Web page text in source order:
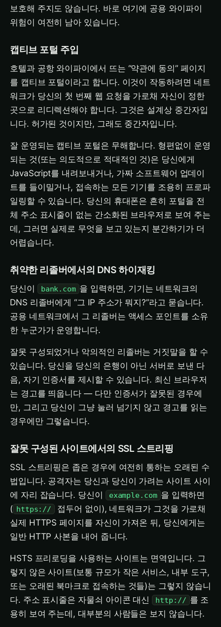
보호해 주지도 않습니다. 바로 여기에 공용 와이파이
위험이 여전히 남아 있습니다.
캡티브 포털 주입
호텔과 공항 와이파이에서 뜨는 “약관에 동의” 페이지
를 캡티브 포털이라고 합니다. 이것이 작동하려면 네트
워크가 당신의 첫 번째 웹 요청을 가로채 자신이 정한
곳으로 리디렉션해야 합니다. 그것은 설계상 중간자입
니다. 허가된 것이지만, 그래도 중간자입니다.
잘 운영되는 캡티브 포털은 무해합니다. 형편없이 운영
되는 것(또는 의도적으로 적대적인 것)은 당신에게
JavaScript를 내려보내거나, 가짜 소프트웨어 업데이
트를 들이밀거나, 접속하는 모든 기기를 조용히 프로파
일링할 수 있습니다. 당신의 휴대폰은 흔히 포털을 전
체 주소 표시줄이 없는 간소화된 브라우저로 보여 주는
데, 그러면 실제로 무엇을 보고 있는지 분간하기가 더
어렵습니다.
취약한 리졸버에서의 DNS 하이재킹
당신이 bank.com 을 입력하면, 기기는 네트워크의
DNS 리졸버에게 “그 IP 주소가 뭐지?”라고 묻습니다.
공용 네트워크에서 그 리졸버는 액세스 포인트를 소유
한 누군가가 운영합니다.
잘못 구성되었거나 악의적인 리졸버는 거짓말을 할 수
있습니다. 당신을 당신의 은행이 아닌 서버로 보낸 다
음, 자기 인증서를 제시할 수 있습니다. 최신 브라우저
는 경고를 띄웁니다 — 다만 인증서가 잘못된 경우에
만, 그리고 당신이 그냥 눌러 넘기지 않고 경고를 읽는
경우에만 그렇습니다.
잘못 구성된 사이트에서의 SSL 스트리핑
SSL 스트리핑은 좁은 경우에 여전히 통하는 오래된 수
법입니다. 공격자는 당신과 당신이 가려는 사이트 사이
에 자리 잡습니다. 당신이
example.com 을 입력하면
( https://
접두어 없이), 네트워크가 그것을 가로채
실제 HTTPS 페이지를 자신이 가져온 뒤, 당신에게는
일반 HTTP 사본을 내어 줍니다.
HSTS 프리로딩을 사용하는 사이트는 면역입니다. 그
렇지 않은 사이트(보통 규모가 작은 서비스, 내부 도구,
또는 오래된 북마크로 접속하는 것들)는 그렇지 않습니
다. 주소 표시줄은 자물쇠 아이콘 대신
http:// 를 조
용히 보여 주는데, 대부분의 사람들은 보지 않습니다.